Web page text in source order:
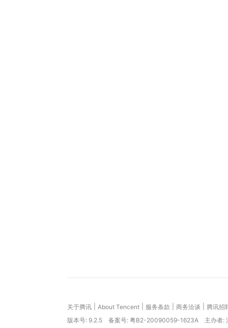
关于腾讯 About Tencent 服务条款 商务洽谈
腾讯招
版本号: 9.2.5 备案号: 粤B2-20090059-1623A 主办者: